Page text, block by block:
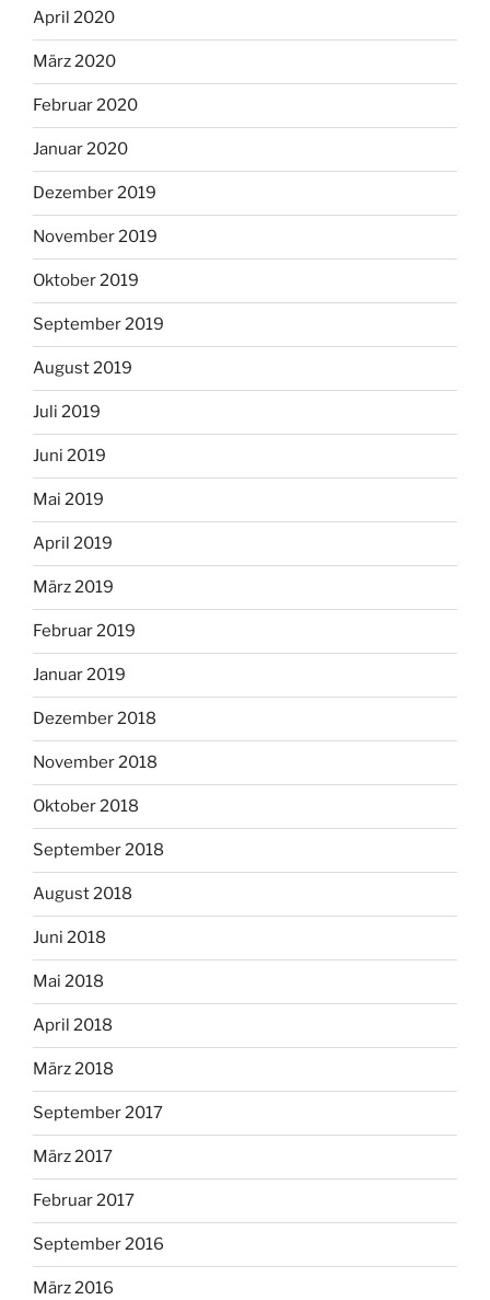
April 2020
März 2020
Februar 2020
Januar 2020
Dezember 2019
November 2019
Oktober 2019
September 2019
August 2019
Juli 2019
Juni 2019
Mai 2019
April 2019
März 2019
Februar 2019
Januar 2019
Dezember 2018
November 2018
Oktober 2018
September 2018
August 2018
Juni 2018
Mai 2018
April 2018
März 2018
September 2017
März 2017
Februar 2017
September 2016
März 2016